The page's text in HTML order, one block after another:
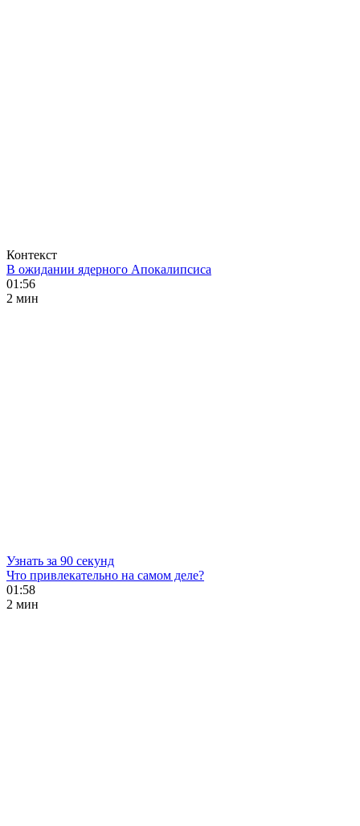
Контекст
В ожидании ядерного Апокалипсиса
01:56
2 мин
Узнать за 90 секунд
Что привлекательно на самом деле?
01:58
2 мин